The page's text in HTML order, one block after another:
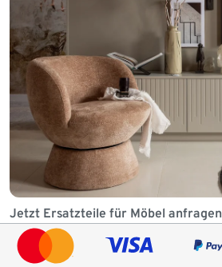
Jetzt Ersatzteile für Möbel anfragen